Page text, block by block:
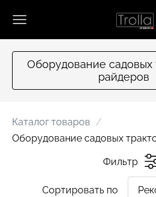
Оборудование садовых
райдеров
Каталог товаров
Оборудование садовых
Фильтр
Сортировать по